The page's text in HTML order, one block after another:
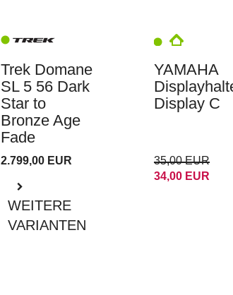
Trek Domane
SL 5 56 Dark
Star to
Bronze Age
Fade
2.799,00 EUR
WEITERE
VARIANTEN
YAMAHA
Display C
35,00 EUR
34,00 EUR